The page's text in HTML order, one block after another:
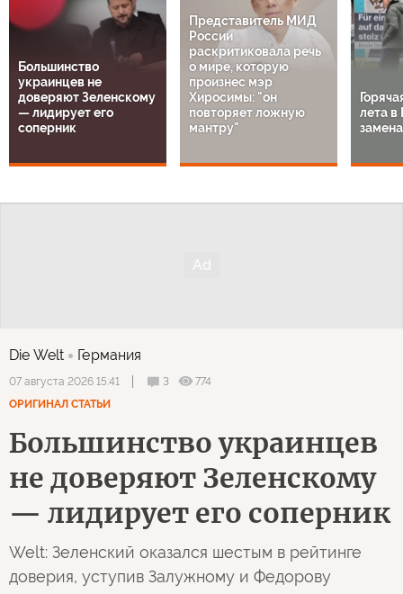
Большинство
украинцев не
доверяют Зеленскому
— лидирует его
соперник
Представитель МИД
России
раскритиковала речь
о мире, которую
произнес мэр
Хиросимы: "он
повторяет ложную
мантру"
лета в
Die Welt Германия
07 августа 2026 15:41 3
774
ОРИГИНАЛ СТАТЬИ
Большинство украинцев
не доверяют Зеленскому
— лидирует его соперник
Welt: Зеленский оказался шестым в рейтинге
доверия, уступив Залужному и Федорову